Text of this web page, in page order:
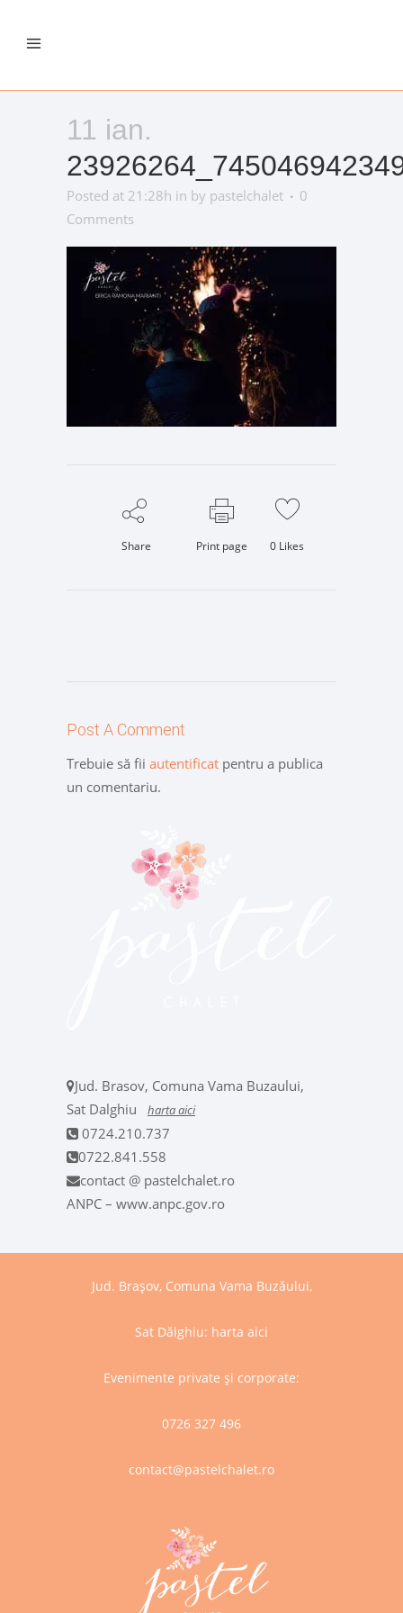
11 ian.
Posted at 21:28h in by pastelchalet
0
Comments
Share Print page 0 Likes
Post A Comment
Trebuie să fii autentificat pentru a publica
un comentariu.
Jud. Brasov, Comuna Vama Buzaului,
Sat Dalghiu
harta aici
0724.210.737
0722.841.558
contact @ pastelchalet.ro
ANPC – www.anpc.gov.ro
Jud. Brașov, Comuna Vama Buzăului,
Sat Dălghiu: harta aici
Evenimente private și corporate:
0726 327 496
contact@pastelchalet.ro